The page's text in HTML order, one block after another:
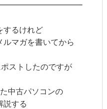
するけれど
ルマガを書いてから
ストしたのですが
中古パソコンの
説する